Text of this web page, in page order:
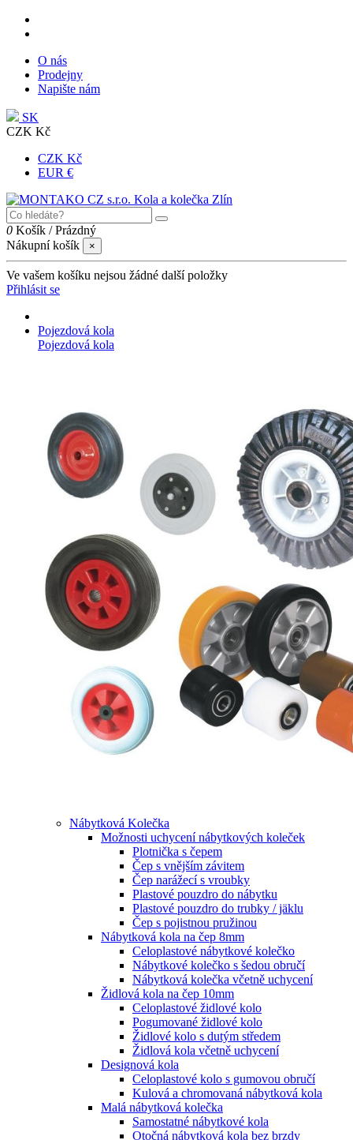
O nás
Prodejny
Napište nám
SK
CZK Kč
CZK Kč
EUR €
0 Košík /Prázdný
Nákupní košík
×
Ve vašem košíku nejsou žádné další položky
Přihlásit se
Pojezdová kola
Pojezdová kola
Nábytková Kolečka
Možnosti uchycení nábytkových koleček
Plotnička s čepem
Čep s vnějším závitem
Čep narážecí s vroubky
Plastové pouzdro do nábytku
Plastové pouzdro do trubky / jäklu
Čep s pojistnou pružinou
Nábytková kola na čep 8mm
Celoplastové nábytkové kolečko
Nábytkové kolečko s šedou obručí
Nábytková kolečka včetně uchycení
Židlová kola na čep 10mm
Celoplastové židlové kolo
Pogumované židlové kolo
Židlové kolo s dutým středem
Židlová kola včetně uchycení
Designová kola
Celoplastové kolo s gumovou obručí
Kulová a chromovaná nábytková kola
Malá nábytková kolečka
Samostatné nábytkové kola
Otočná nábytková kola bez brzdy